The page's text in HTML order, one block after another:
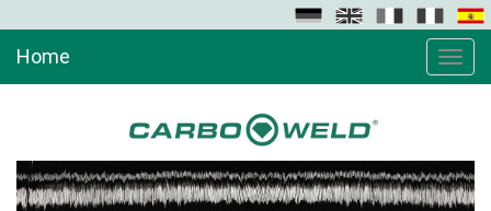
Toggle
Home